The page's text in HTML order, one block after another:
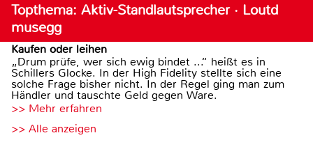
Topthema: Aktiv-Standlautsprecher · Loutd
musegg
Kaufen oder leihen
„Drum prüfe, wer sich ewig bindet ...“ heißt es in
Schillers Glocke. In der High Fidelity stellte sich eine
solche Frage bisher nicht. In der Regel ging man zum
Händler und tauschte Geld gegen Ware.
>> Mehr erfahren
>> Alle anzeigen